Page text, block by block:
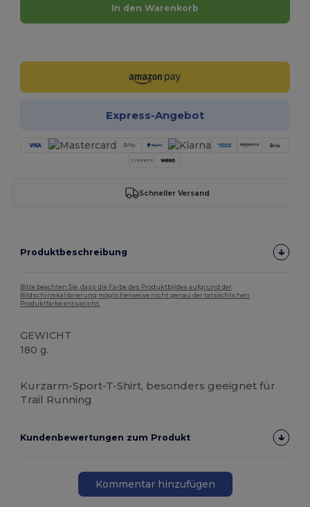
In den Warenkorb
Express-Angebot
Schneller Versand
Produktbeschreibung
Bitte beachten Sie, dass die Farbe des Produktbildes aufgrund der
Bildschirmkalibrierung möglicherweise nicht genau der tatsächlichen
Produktfarbe entspricht.
GEWICHT
180 g.
Kurzarm-Sport-T-Shirt, besonders geeignet für
Trail Running
Kundenbewertungen zum Produkt
Kommentar hinzufügen